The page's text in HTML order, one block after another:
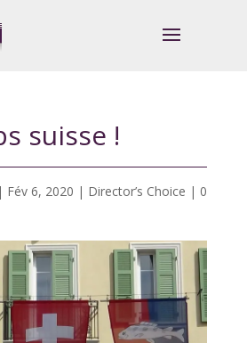
suisse !
| Fév 6, 2020 | Director’s Choice | 0